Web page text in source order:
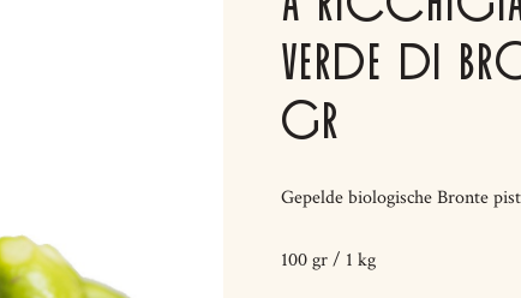
VERDE DI
GR
Gepelde biologische Bronte
100 gr / 1 kg